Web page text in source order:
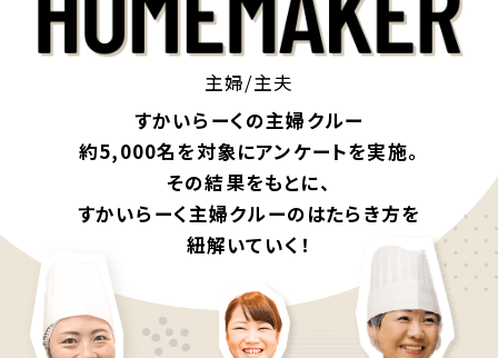
主婦/主夫
すかいらーくの主婦クルー
約5,000名を対象にアンケートを実施。
その結果をもとに、
すかいらーく主婦クルーのはたらき方を
紐解いていく！